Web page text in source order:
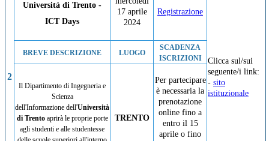
2
Università di Trento -
ICT Days
17 aprile
2024
Registrazione
Clicca sul/sui
seguente/i link:
- sito
istituzionale
BREVE DESCRIZIONE LUOGO
SCADENZA
ISCRIZIONI
Il Dipartimento di Ingegneria e
Scienza
dell'Informazione dell'Università
di Trentoaprirà le proprie porte
agli studenti e alle studentesse
TRENTO
Per partecipare
è necessaria la
prenotazione
online fino a
entro il 15
aprile o fino